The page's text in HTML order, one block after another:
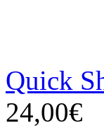
Quick
24,00€